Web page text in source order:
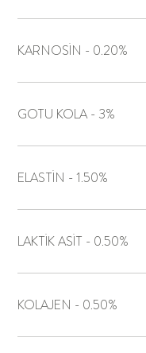
KARNOSİN - 0.20%
GOTU KOLA - 3%
ELASTİN - 1.50%
LAKTİK ASİT - 0.50%
KOLAJEN - 0.50%